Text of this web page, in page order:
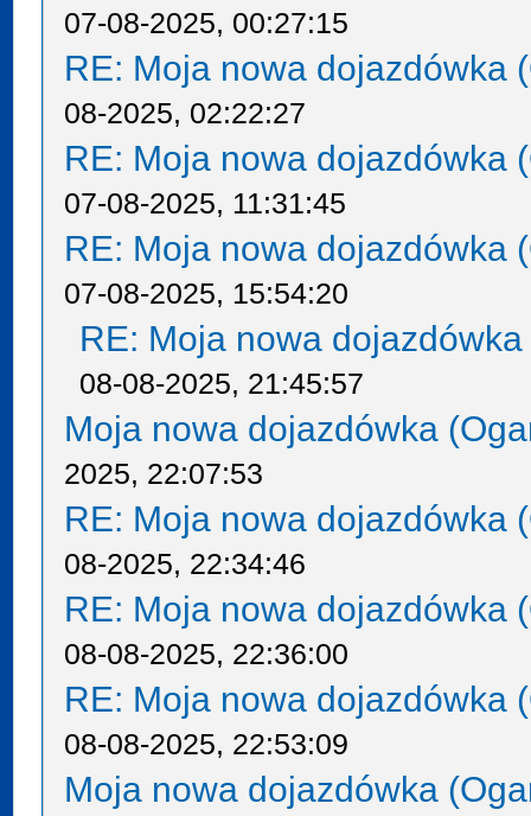
07-08-2025, 00:27:15
RE: Moja nowa dojazdówka
08-2025, 02:22:27
RE: Moja nowa dojazdówka
07-08-2025, 11:31:45
RE: Moja nowa dojazdówka
07-08-2025, 15:54:20
RE: Moja nowa
08-08-2025, 21:45:57
Moja nowa dojazdówka
2025, 22:07:53
RE: Moja nowa dojazdówka
08-2025, 22:34:46
RE: Moja nowa dojazdówka
08-08-2025, 22:36:00
RE: Moja nowa dojazdówka
08-08-2025, 22:53:09
Moja nowa dojazdówka